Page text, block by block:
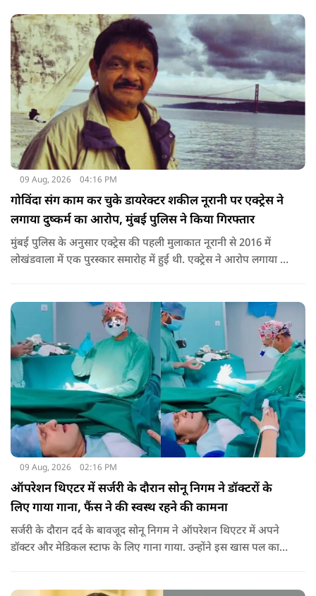
09 Aug, 2026 04:16 PM
गोविंदा संग काम कर चुके डायरेक्टर शकील नूरानी पर एक्ट्रेस ने
लगाया दुष्कर्म का आरोप, मुंबई पुलिस ने किया गिरफ्तार
मुंबई पुलिस के अनुसार एक्ट्रेस की पहली मुलाकात नूरानी से 2016 में
लोखंडवाला में एक पुरस्कार समारोह में हुई थी. एक्ट्रेस ने आरोप लगाया कि
करने को कहा था.
09 Aug, 2026 02:16 PM
ऑपरेशन थिएटर में सर्जरी के दौरान सोनू निगम ने डॉक्टरों के
लिए गाया गाना, फैंस ने की स्वस्थ रहने की कामना
सर्जरी के दौरान दर्द के बावजूद सोनू निगम ने ऑपरेशन थिएटर में अपने
डॉक्टर और मेडिकल स्टाफ के लिए गाना गाया. उन्होंने इस खास पल का